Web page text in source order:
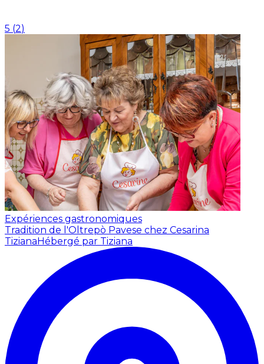
5 (2)
Expériences gastronomiques
Tradition de l'Oltrepò Pavese chez Cesarina
TizianaHébergé par Tiziana